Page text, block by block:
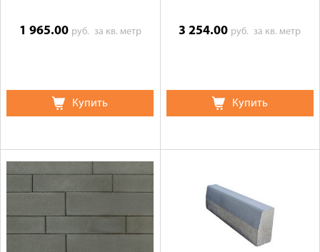
1 965.00 руб. за кв. метр
Купить
3 254.00 руб.за кв. метр
Купить